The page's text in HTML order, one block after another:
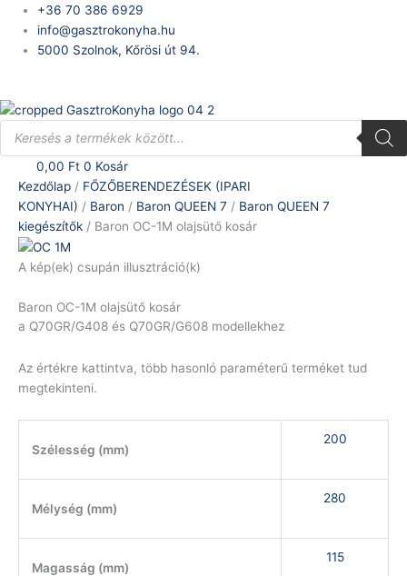
content
+36 70 386 6929
info@gasztrokonyha.hu
5000 Szolnok, Kőrösi út 94.
Products
search
0,00 Ft 0 Kosár
Kezdőlap / FŐZŐBERENDEZÉSEK (IPARI
KONYHAI) / Baron / Baron QUEEN 7 / Baron QUEEN 7
kiegészítők / Baron OC-1M olajsütő kosár
A kép(ek) csupán illusztráció(k)
Baron OC-1M olajsütő kosár
a Q70GR/G408 és Q70GR/G608 modellekhez
Az értékre kattintva, több hasonló paraméterű terméket tud
megtekinteni.
Szélesség (mm)
200
Mélység (mm)
280
Magasság (mm)
115
Baron
OC-
1M
mennyiség